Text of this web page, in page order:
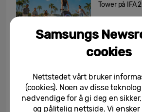
Tower på IFA
03/09/2025
Samsung har
25/08/2025
Galaxy Tab
Samsungs
cookies
Nettstedet vårt bruker
(cookies). Noen av disse
nødvendige for å gi deg en
og pålitelig nettside. Vi ønsker